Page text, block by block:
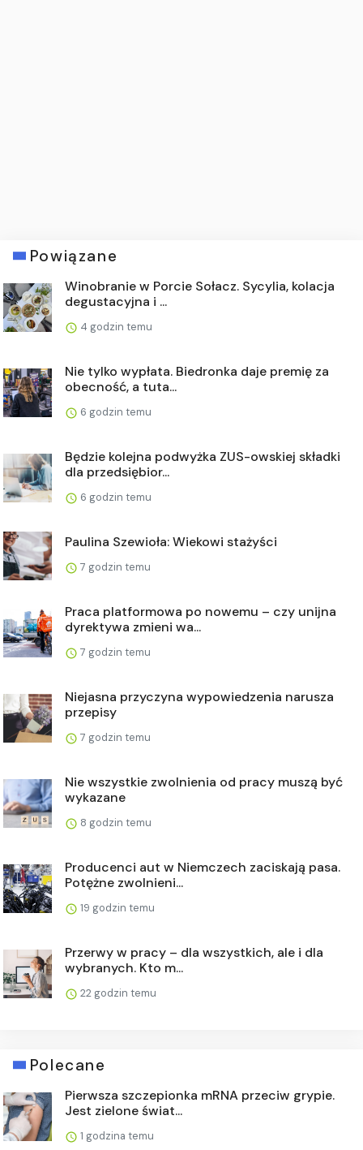
Powiązane
Winobranie w Porcie Sołacz. Sycylia, kolacja
degustacyjna i ...
4 godzin temu
Nie tylko wypłata. Biedronka daje premię za
obecność, a tuta...
6 godzin temu
Będzie kolejna podwyżka ZUS-owskiej składki
dla przedsiębior...
6 godzin temu
Paulina Szewioła: Wiekowi stażyści
7 godzin temu
Praca platformowa po nowemu – czy unijna
dyrektywa zmieni wa...
7 godzin temu
Niejasna przyczyna wypowiedzenia narusza
przepisy
7 godzin temu
Nie wszystkie zwolnienia od pracy muszą być
wykazane
8 godzin temu
Producenci aut w Niemczech zaciskają pasa.
Potężne zwolnieni...
19 godzin temu
Przerwy w pracy – dla wszystkich, ale i dla
wybranych. Kto m...
22 godzin temu
Polecane
Pierwsza szczepionka mRNA przeciw grypie.
Jest zielone świat...
1 godzina temu